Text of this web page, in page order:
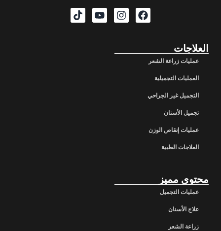
العلاجات
عمليات زراعة الشعر
العمليات التجميلية
التجميل غير الجراحي
تجميل الأسنان
عمليات إنقاص الوزن
العلاجات الطبية
محتوى مميز
عمليات التجميل
علاج الأسنان
زراعة الشعر